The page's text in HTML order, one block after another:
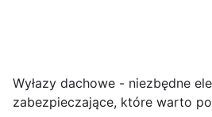
Wyłazy dachowe - niezbędne
zabezpieczające, które warto